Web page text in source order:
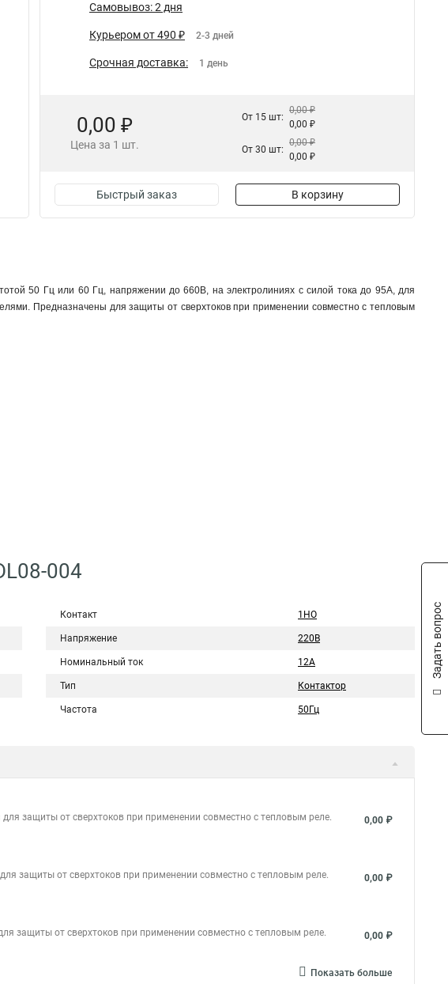
Самовывоз: 2 дня
Курьером от 490 ₽ 2-3 дней
Срочная доставка: 1 день
0,00 ₽
Цена за 1 шт.
От 15 шт:
0,00 ₽
0,00 ₽
От 30 шт:
0,00 ₽
0,00 ₽
Быстрый заказ В корзину
50 Гц или 60 Гц, напряжении до 660В, на электролиниях с силой тока до 95А, для
Предназначены для защиты от сверхтоков при применении совместно с тепловым
004
Контакт 1НО
Напряжение 220В
Номинальный ток 12A
Тип Контактор
Частота 50Гц
защиты от сверхтоков при применении совместно с тепловым реле. 0,00 ₽
защиты от сверхтоков при применении совместно с тепловым реле. 0,00 ₽
защиты от сверхтоков при применении совместно с тепловым реле. 0,00 ₽
Показать больше
Задать вопрос